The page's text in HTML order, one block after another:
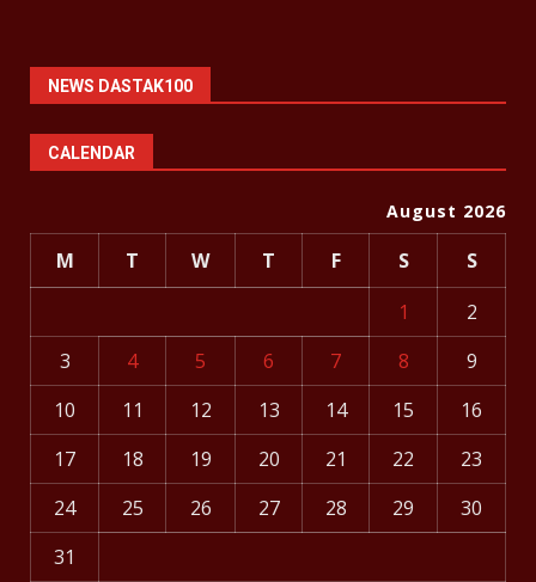
NEWS DASTAK100
CALENDAR
August 2026
M T W T F S
S
1
2
3
4 5 6 7 8
9
10
11 12 13 14 15
16
17
18 19 20 21 22
23
24
25 26 27 28 29
30
31